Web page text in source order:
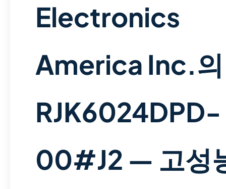
Electronics
America Inc.의
RJK6024DPD-
00#J2 — 고성